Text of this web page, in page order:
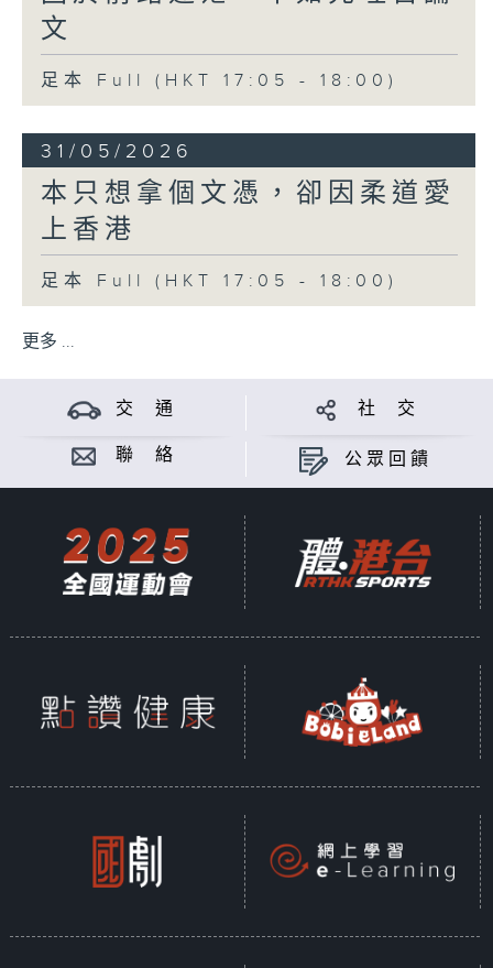
文
足本 Full (HKT 17:05 - 18:00)
31/05/2026
本只想拿個文憑，卻因柔道愛
上香港
足本 Full (HKT 17:05 - 18:00)
更多 ...
交 通 社 交
聯 絡 公眾回饋